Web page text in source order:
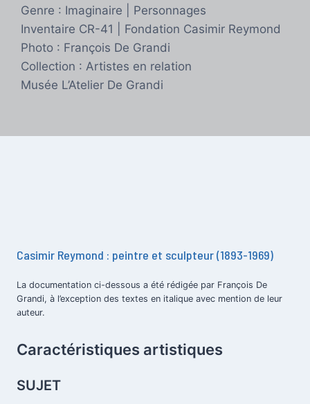
Genre : Imaginaire | Personnages
Inventaire CR-41 | Fondation Casimir Reymond
Photo : François De Grandi
Collection : Artistes en relation
Musée L’Atelier De Grandi
Casimir Reymond : peintre et sculpteur (1893-1969)
La documentation ci-dessous a été rédigée par François De
Grandi, à l’exception des textes en italique avec mention de leur
auteur.
Caractéristiques artistiques
.
SUJET